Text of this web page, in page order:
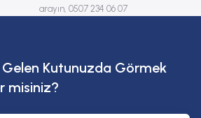
arayın, 0507 234 06 07
Gelen Kutunuzda Görmek
misiniz?